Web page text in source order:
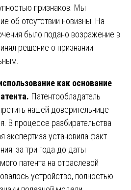
признаков. Мы
об отсутствии новизны. На
было подано возражение в
решение о признании
как основание
Патентообладатель
нашей доверительнице
В процессе разбирательства
экспертиза установила факт
за три года до даты
патента на отраслевой
устройство, полностью